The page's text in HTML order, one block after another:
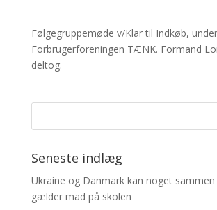
Følgegruppemøde v/Klar til Indkøb, under
Forbrugerforeningen TÆNK. Formand
deltog.
Seneste indlæg
Ukraine og Danmark kan noget
gælder mad på skolen